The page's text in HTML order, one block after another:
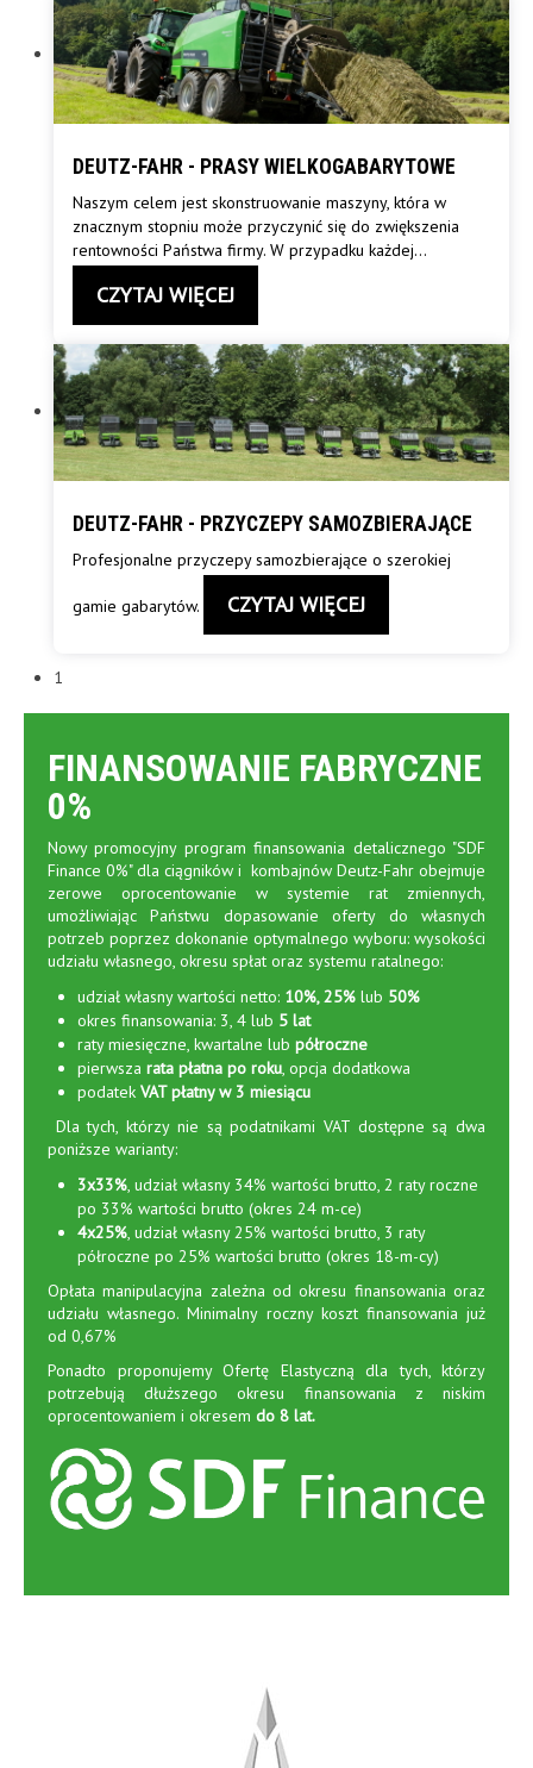
DEUTZ-FAHR - PRASY WIELKOGABARYTOWE
Naszym celem jest skonstruowanie maszyny, która w
znacznym stopniu może przyczynić się do zwiększenia
rentowności Państwa firmy. W przypadku każdej…
CZYTAJ WIĘCEJ
DEUTZ-FAHR - PRZYCZEPY SAMOZBIERAJĄCE
Profesjonalne przyczepy samozbierające o szerokiej
gamie gabarytów. CZYTAJ WIĘCEJ
1
FINANSOWANIE FABRYCZNE
0%
Nowy promocyjny program finansowania detalicznego "SDF
Finance 0%" dla ciągników i kombajnów Deutz-Fahr obejmuje
zerowe oprocentowanie w systemie rat zmiennych,
umożliwiając Państwu dopasowanie oferty do własnych
potrzeb poprzez dokonanie optymalnego wyboru: wysokości
udziału własnego, okresu spłat oraz systemu ratalnego:
udział własny wartości netto: 10%, 25% lub 50%
okres finansowania: 3, 4 lub 5 lat
raty miesięczne, kwartalne lub półroczne
pierwsza rata płatna po roku, opcja dodatkowa
podatek VAT płatny w 3 miesiącu
Dla tych, którzy nie są podatnikami VAT dostępne są dwa
poniższe warianty:
3x33%, udział własny 34% wartości brutto, 2 raty roczne
po 33% wartości brutto (okres 24 m-ce)
4x25%, udział własny 25% wartości brutto, 3 raty
półroczne po 25% wartości brutto (okres 18-m-cy)
Opłata manipulacyjna zależna od okresu finansowania oraz
udziału własnego. Minimalny roczny koszt finansowania już
od 0,67%
Ponadto proponujemy Ofertę Elastyczną dla tych, którzy
potrzebują dłuższego okresu finansowania z niskim
oprocentowaniem i okresem do 8 lat.